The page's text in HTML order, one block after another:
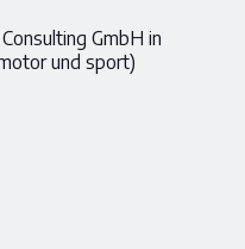
GmbH in
und sport)